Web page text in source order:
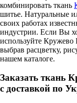
комбинировать ткань
шитье. Натуральные
своих работах
индустрии. Если Вы
используйте Кружево
выбрав расцветку,
нашем каталоге.
Заказать ткань
с доставкой по